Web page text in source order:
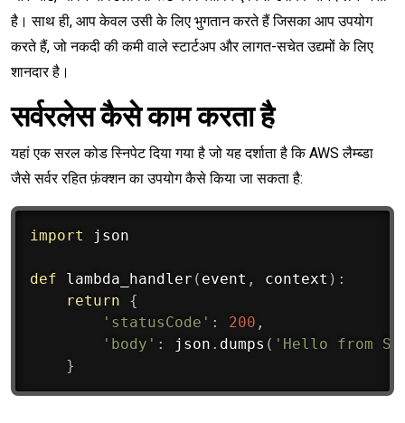
है। साथ ही, आप केवल उसी के लिए भुगतान करते हैं जिसका आप उपयोग
करते हैं, जो नकदी की कमी वाले स्टार्टअप और लागत-सचेत उद्यमों के लिए
शानदार है।
सर्वरलेस कैसे काम करता है
यहां एक सरल कोड स्निपेट दिया गया है जो यह दर्शाता है कि AWS लैम्ब्डा
जैसे सर्वर रहित फ़ंक्शन का उपयोग कैसे किया जा सकता है:
import json
def lambda_handler ( event , context ) :
return
{
'statusCode' : 200 ,
'body' : json . dumps ( 'Hello from
}